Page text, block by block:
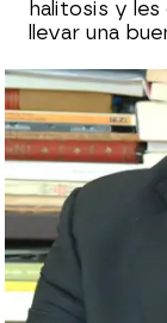
halitosis y
llevar una